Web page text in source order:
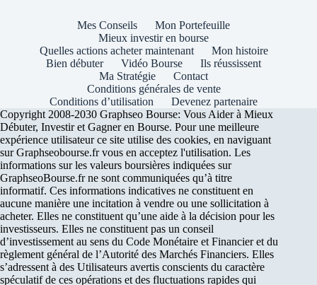
Mes Conseils
Mon Portefeuille
Mieux investir en bourse
Quelles actions acheter maintenant
Mon histoire
Bien débuter
Vidéo Bourse
Ils réussissent
Ma Stratégie
Contact
Conditions générales de vente
Conditions d’utilisation
Devenez partenaire
Copyright 2008-2030 Graphseo Bourse: Vous Aider à Mieux
Débuter, Investir et Gagner en Bourse. Pour une meilleure
expérience utilisateur ce site utilise des cookies, en naviguant
sur Graphseobourse.fr vous en acceptez l'utilisation. Les
informations sur les valeurs boursières indiquées sur
GraphseoBourse.fr ne sont communiquées qu’à titre
informatif. Ces informations indicatives ne constituent en
aucune manière une incitation à vendre ou une sollicitation à
acheter. Elles ne constituent qu’une aide à la décision pour les
investisseurs. Elles ne constituent pas un conseil
d’investissement au sens du Code Monétaire et Financier et du
règlement général de l’Autorité des Marchés Financiers. Elles
s’adressent à des Utilisateurs avertis conscients du caractère
spéculatif de ces opérations et des fluctuations rapides qui